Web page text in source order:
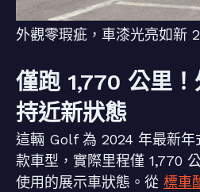
外觀零瑕疵，車漆光亮如新
僅跑 1,770 公里
持近新狀態
這輛 Golf 為 2024 年最新年
款車型，實際里程僅 1,770
使用的展示車狀態。從 標車